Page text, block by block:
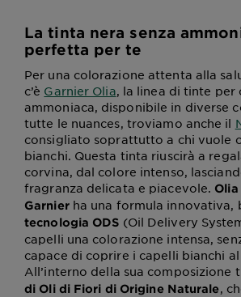
La tinta nera senza
perfetta per te
Per una colorazione attenta alla
c’è Garnier Olia, la linea di tinte per
ammoniaca, disponibile in diverse
tutte le nuances, troviamo anche il
consigliato soprattutto a chi vuole
bianchi. Questa tinta riuscirà a
corvina, dal colore intenso,
fragranza delicata e piacevole.
Garnier ha una formula innovativa,
tecnologia ODS (Oil Delivery
capelli una colorazione intensa,
capace di coprire i capelli bianchi al
All’interno della sua composizione
di Oli di Fiori di Origine Naturale,